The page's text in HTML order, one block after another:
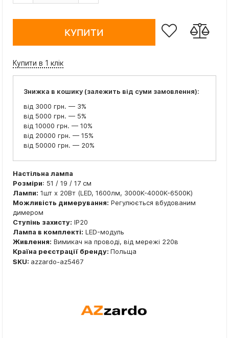
КУПИТИ
Купити в 1 клік
Знижка в кошику (залежить від суми замовлення):
від 3000 грн. — 3%
від 5000 грн. — 5%
від 10000 грн. — 10%
від 20000 грн. — 15%
від 50000 грн. — 20%
Настільна лампа
Розміри: 51 / 19 / 17 см
Лампи: 1шт x 20Вт (LED, 1600лм, 3000K-4000K-6500K)
Можливість димерування: Регулюється вбудованим
димером
Ступінь захисту: IP20
Лампа в комплекті: LED-модуль
Живлення: Вимикач на проводі, від мережі 220в
Країна реєстрації бренду: Польща
SKU: azzardo-az5467